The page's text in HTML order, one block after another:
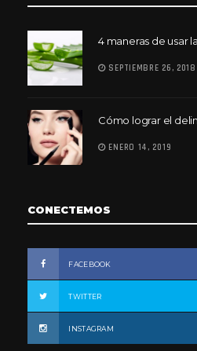
4 maneras de usar
SEPTIEMBRE 26, 2018
Cómo lograr el
ENERO 14, 2019
CONECTEMOS
FACEBOOK
TWITTER
INSTAGRAM